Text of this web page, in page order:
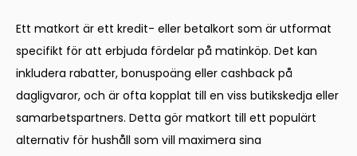
Ett matkort är ett kredit- eller betalkort som är utformat
specifikt för att erbjuda fördelar på matinköp. Det kan
inkludera rabatter, bonuspoäng eller cashback på
dagligvaror, och är ofta kopplat till en viss butikskedja eller
samarbetspartners. Detta gör matkort till ett populärt
alternativ för hushåll som vill maximera sina